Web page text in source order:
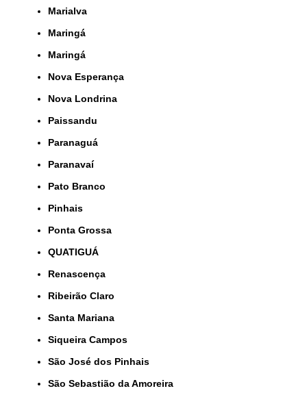
Marialva
Maringá
Maringá
Nova Esperança
Nova Londrina
Paissandu
Paranaguá
Paranavaí
Pato Branco
Pinhais
Ponta Grossa
QUATIGUÁ
Renascença
Ribeirão Claro
Santa Mariana
Siqueira Campos
São José dos Pinhais
São Sebastião da Amoreira